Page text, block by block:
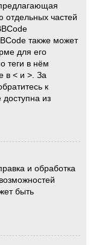
частей
также может
для его
теги в нём
в < и >. За
к
доступна из
и обработка
быть